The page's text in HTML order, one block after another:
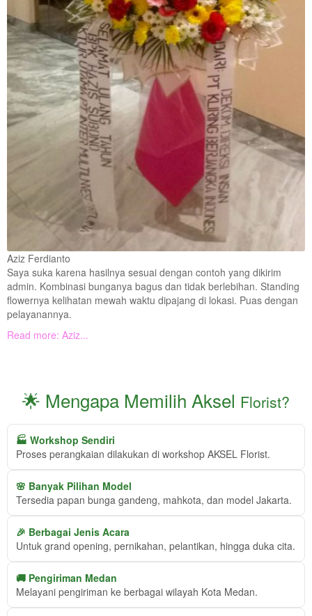
Aziz Ferdianto
Saya suka karena hasilnya sesuai dengan contoh yang dikirim
admin. Kombinasi bunganya bagus dan tidak berlebihan. Standing
flowernya kelihatan mewah waktu dipajang di lokasi. Puas dengan
pelayanannya.
Read more: Aziz...
🌟 Mengapa Memilih Aksel Florist?
🏭 Workshop Sendiri
Proses perangkaian dilakukan di workshop AKSEL Florist.
🌸 Banyak Pilihan Model
Tersedia papan bunga gandeng, mahkota, dan model Jakarta.
🎉 Berbagai Jenis Acara
Untuk grand opening, pernikahan, pelantikan, hingga duka cita.
🚚 Pengiriman Medan
Melayani pengiriman ke berbagai wilayah Kota Medan.